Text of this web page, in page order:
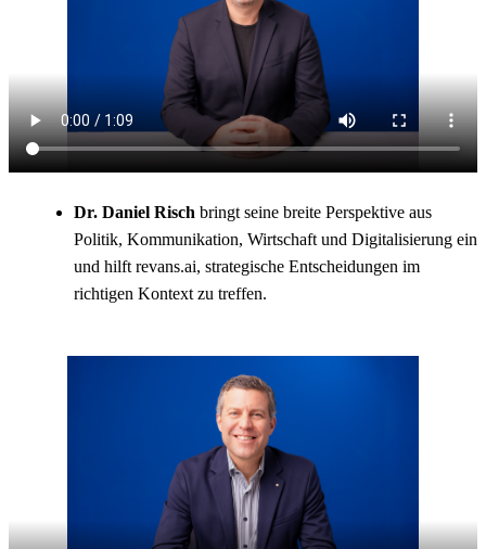
Dr. Daniel Risch bringt seine breite Perspektive aus
Politik, Kommunikation, Wirtschaft und Digitalisierung ein
und hilft revans.ai, strategische Entscheidungen im
richtigen Kontext zu treffen.